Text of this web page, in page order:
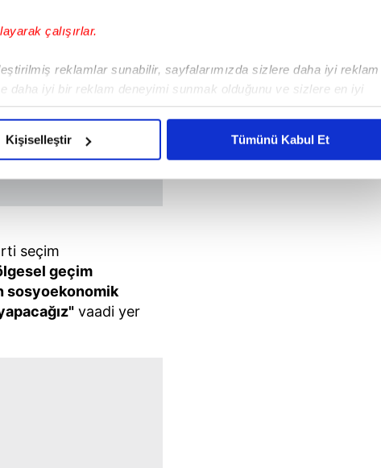
çalışırlar.
reklamlar sunabilir, sayfalarımızda sizlere daha iyi reklam
daha iyi bir reklam deneyimi sunmak olduğunu ve sizlere en iyi
ve bu noktada, reklamların maliyetlerimizi karşılamak
kendimize ve üçüncü kişilere ait çerezler kullanılmaktadır. Bu
gerekli olan çerezler bilgi toplumu hizmetlerinin sunulması
işlevsel kılınması ve kişiselleştirilmesi ve sizlere yönelik
olarak açık rızanız dahilinde kullanılacaktır.
belirleyebilirsiniz. Çerezlere ilişkin detaylı bilgi için Ayarlar
edebilirsiniz.
Kişiselleştir Tümünü Kabul Et
seçim
geçim
sosyoekonomik
vaadi yer